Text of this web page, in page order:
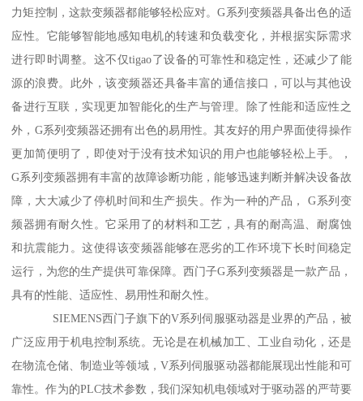
力矩控制，这款变频器都能够轻松应对。G系列变频器具备出色的适
应性。它能够智能地感知电机的转速和负载变化，并根据实际需求
进行即时调整。这不仅tigao了设备的可靠性和稳定性，还减少了能
源的浪费。此外，该变频器还具备丰富的通信接口，可以与其他设
备进行互联，实现更加智能化的生产与管理。除了性能和适应性之
外，G系列变频器还拥有出色的易用性。其友好的用户界面使得操作
更加简便明了，即使对于没有技术知识的用户也能够轻松上手。，
G系列变频器拥有丰富的故障诊断功能，能够迅速判断并解决设备故
障，大大减少了停机时间和生产损失。作为一种的产品， G系列变
频器拥有耐久性。它采用了的材料和工艺，具有的耐高温、耐腐蚀
和抗震能力。这使得该变频器能够在恶劣的工作环境下长时间稳定
运行，为您的生产提供可靠保障。西门子G系列变频器是一款产品，
具有的性能、适应性、易用性和耐久性。
SIEMENS西门子旗下的V系列伺服驱动器是业界的产品，被
广泛应用于机电控制系统。无论是在机械加工、工业自动化，还是
在物流仓储、制造业等领域，V系列伺服驱动器都能展现出性能和可
靠性。作为的PLC技术参数，我们深知机电领域对于驱动器的严苛要